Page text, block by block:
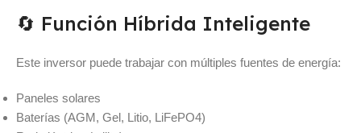
🔄 Función Híbrida Inteligente
Este inversor puede trabajar con múltiples fuentes de energía:
Paneles solares
Baterías (AGM, Gel, Litio, LiFePO4)